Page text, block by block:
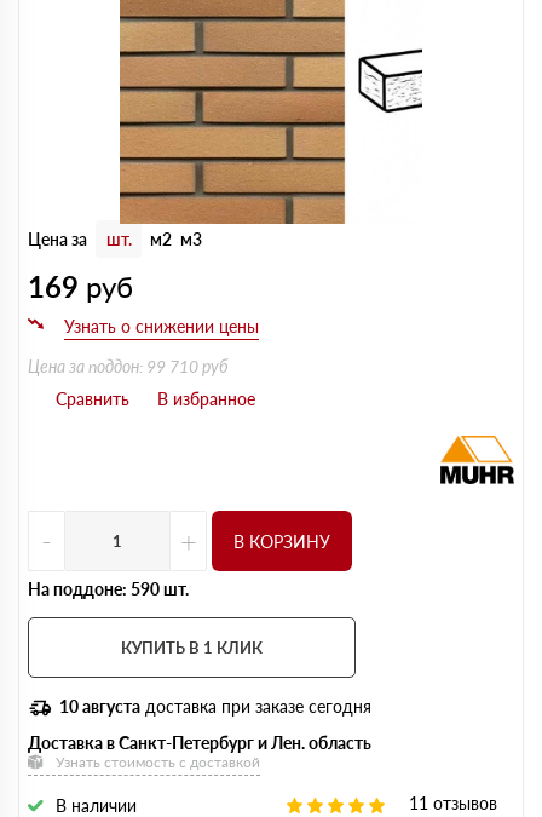
Цена за шт. м2 м3
169 руб
Цена за поддон: 99 710 руб
- + В КОРЗИНУ
На поддоне: 590 шт.
КУПИТЬ В 1 КЛИК
10 августа доставка при заказе сегодня
Доставка в Санкт-Петербург и Лен. область
Узнать стоимость с доставкой
В наличии 11 отзывов